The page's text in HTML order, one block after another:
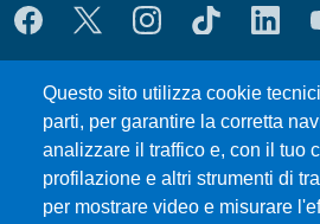
Questo sito utilizza cookie
parti, per garantire la corretta
analizzare il traffico e, con il tuo
profilazione e altri strumenti di
per mostrare video e misurare
MENÙ SOCIAL
MENÙ FOOTER 1
Dove ci trovi
MODULISTICA ChiBioFarAm
Sedute dei Consigli
UniMeSTONE